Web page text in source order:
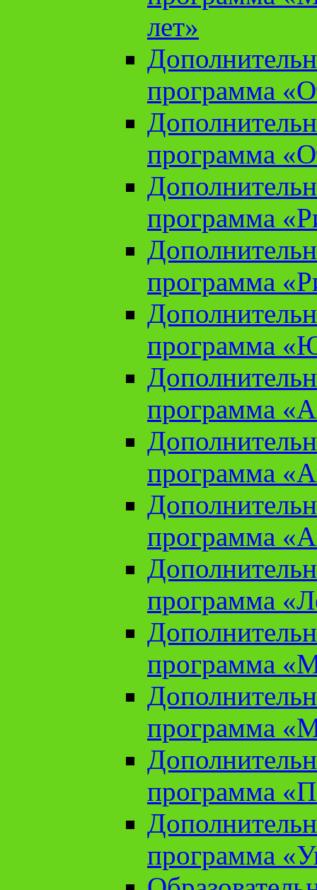
лет»
программа
программа
программа
программа
программа
программа
программа
программа
программа
программа
программа
программа
программа